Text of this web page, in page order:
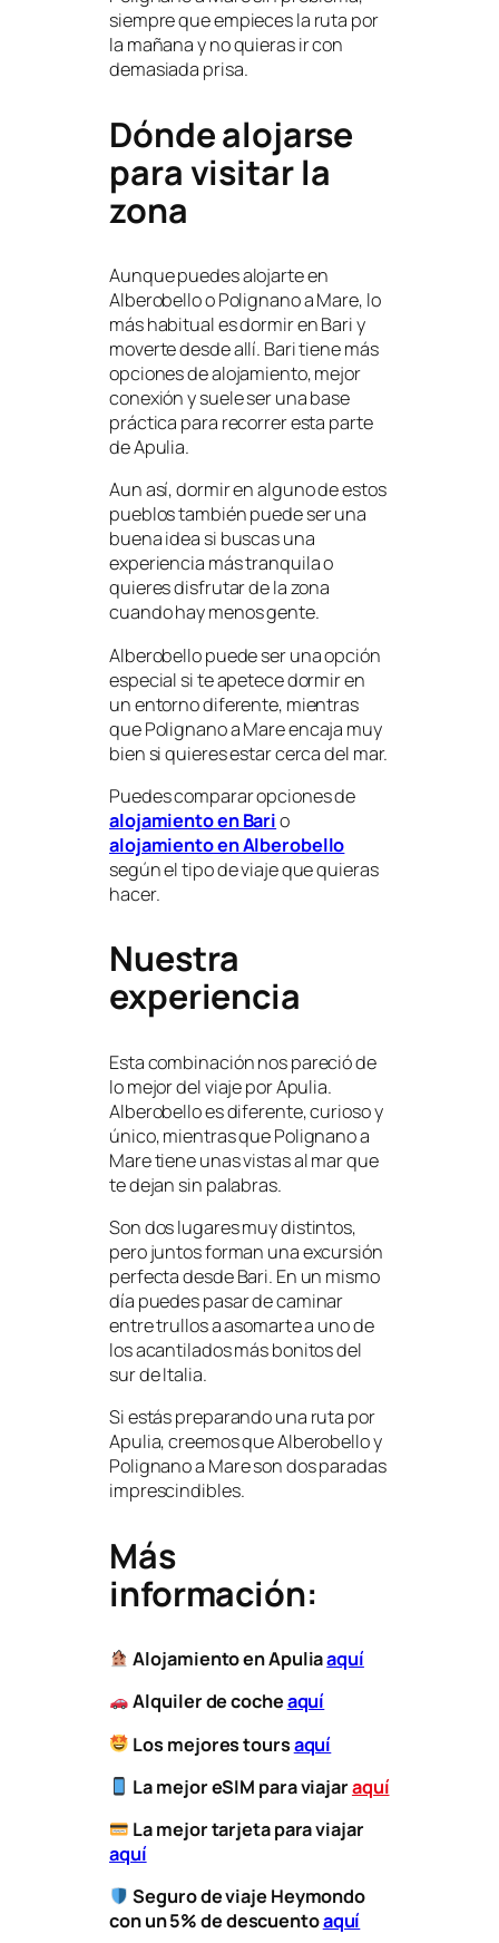
siempre que empieces la ruta por
la mañana y no quieras ir con
demasiada prisa.
Dónde alojarse
para visitar la
zona
Aunque puedes alojarte en
Alberobello o Polignano a Mare, lo
más habitual es dormir en Bari y
moverte desde allí. Bari tiene más
opciones de alojamiento, mejor
conexión y suele ser una base
práctica para recorrer esta parte
de Apulia.
Aun así, dormir en alguno de estos
pueblos también puede ser una
buena idea si buscas una
experiencia más tranquila o
quieres disfrutar de la zona
cuando hay menos gente.
Alberobello puede ser una opción
especial si te apetece dormir en
un entorno diferente, mientras
que Polignano a Mare encaja muy
bien si quieres estar cerca del mar.
Puedes comparar opciones de
alojamiento en Bario
alojamiento en Alberobello
según el tipo de viaje que quieras
hacer.
Nuestra
experiencia
Esta combinación nos pareció de
lo mejor del viaje por Apulia.
Alberobello es diferente, curioso y
único, mientras que Polignano a
Mare tiene unas vistas al mar que
te dejan sin palabras.
Son dos lugares muy distintos,
pero juntos forman una excursión
perfecta desde Bari. En un mismo
día puedes pasar de caminar
entre trullos a asomarte a uno de
los acantilados más bonitos del
sur de Italia.
Si estás preparando una ruta por
Apulia, creemos que Alberobello y
Polignano a Mare son dos paradas
imprescindibles.
Más
información:
Alojamiento en Apuliaaquí
Alquiler de cocheaquí
Los mejores toursaquí
La mejor eSIM para viajaraquí
La mejor tarjeta para viajar
aquí
Seguro de viaje Heymondo
con un 5% de descuentoaquí